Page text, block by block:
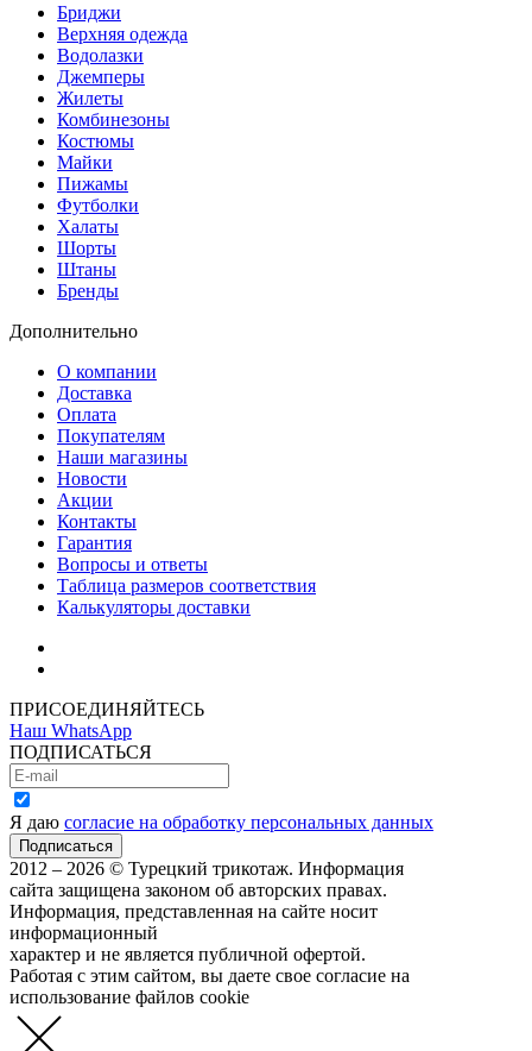
Бриджи
Верхняя одежда
Водолазки
Джемперы
Жилеты
Комбинезоны
Костюмы
Майки
Пижамы
Футболки
Халаты
Шорты
Штаны
Бренды
Дополнительно
О компании
Доставка
Оплата
Покупателям
Наши магазины
Новости
Акции
Контакты
Гарантия
Вопросы и ответы
Таблица размеров соответствия
Калькуляторы доставки
ПРИСОЕДИНЯЙТЕСЬ
Наш WhatsApp
ПОДПИСАТЬСЯ
Я даю согласие на обработку персональных данных
2012 – 2026 © Турецкий трикотаж. Информация
сайта защищена законом об авторских правах.
Информация, представленная на сайте носит
информационный
характер и не является публичной офертой.
Работая с этим сайтом, вы даете свое согласие на
использование файлов cookie